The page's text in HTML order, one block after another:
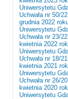
Uniwersytetu
Uchwała nr 50/
grudnia 2022
Uniwersytetu
Uchwała nr 23/
kwietnia 2022
Uniwersytetu
Uchwała nr 18/
kwietnia 2021
Uniwersytetu
Uchwała nr 26/
kwietnia 2020
Uniwersytetu